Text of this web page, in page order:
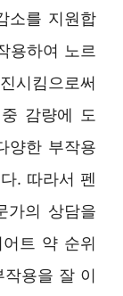
소를 지원합
용하여 노르
시킴으로써
감량에 도
양한 부작용
. 따라서 펜
가의 상담을
트 약 순위
용을 잘 이